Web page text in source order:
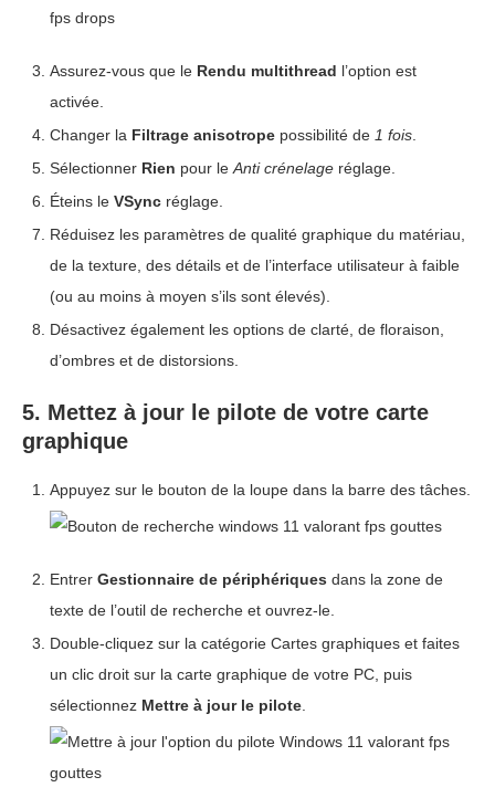
Assurez-vous que le Rendu multithread l’option est
activée.
Changer la Filtrage anisotrope possibilité de 1 fois
Sélectionner Rien pour le Anti crénelage réglage.
Éteins le VSync réglage.
Réduisez les paramètres de qualité graphique du matériau,
de la texture, des détails et de l’interface utilisateur à faible
(ou au moins à moyen s’ils sont élevés).
Désactivez également les options de clarté, de floraison,
d’ombres et de distorsions.
5. Mettez à jour le pilote de votre carte
graphique
Appuyez sur le bouton de la loupe dans la barre des tâches.
Entrer Gestionnaire de périphériques dans la zone de
texte de l’outil de recherche et ouvrez-le.
Double-cliquez sur la catégorie Cartes graphiques et faites
un clic droit sur la carte graphique de votre PC, puis
sélectionnez Mettre à jour le pilote